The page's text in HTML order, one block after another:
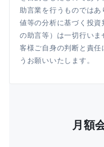
助言業を行うものでは
値等の分析に基づく投
の助言等）は一切行い
客様ご自身の判断と責
うお願いいたします。
月額